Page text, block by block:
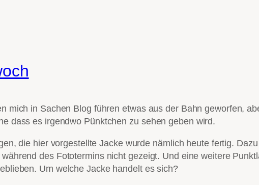
mich in Sachen Blog führen etwas aus der Bahn geworfen,
dass es irgendwo Pünktchen zu sehen geben wird.
die hier vorgestellte Jacke wurde nämlich heute fertig.
des Fototermins nicht gezeigt. Und eine weitere
Um welche Jacke handelt es sich?